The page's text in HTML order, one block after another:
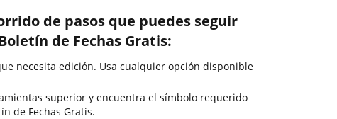
de pasos que puedes seguir
de Fechas Gratis:
necesita edición. Usa cualquier opción disponible
superior y encuentra el símbolo requerido
de Fechas Gratis.